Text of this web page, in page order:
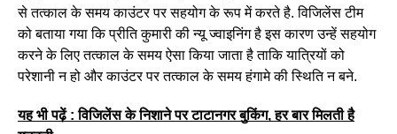
से तत्काल के समय काउंटर पर सहयोग के रूप में करते है. विजिलेंस टीम
को बताया गया कि प्रीति कुमारी की न्यू ज्वाइनिंग है इस कारण उन्हें सहयोग
करने के लिए तत्काल के समय ऐसा किया जाता है ताकि यात्रियों को
परेशानी न हो और काउंटर पर तत्काल के समय हंगामे की स्थिति न बने.
यह भी पढ़ें : विजिलेंस के निशाने पर टाटानगर बुकिंग, हर बार मिलती है